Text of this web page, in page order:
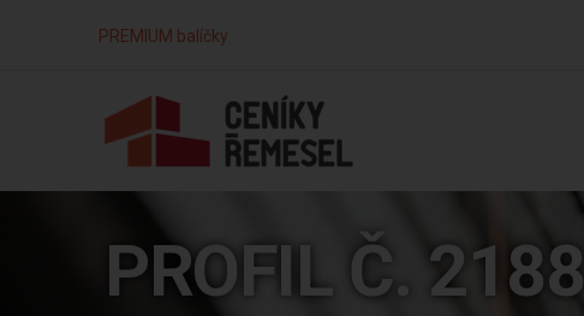
PREMIUM balíčky
PROFIL Č. 2188